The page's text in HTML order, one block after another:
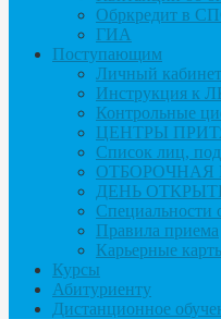
Обркредит в
ГИА
Поступающим
Личный кабинет
Инструкция к
Контрольные
ЦЕНТРЫ
Список лиц,
ДЕНЬ
Специальности
Правила приема
Карьерные
Курсы
Абитуриенту
Дистанционное